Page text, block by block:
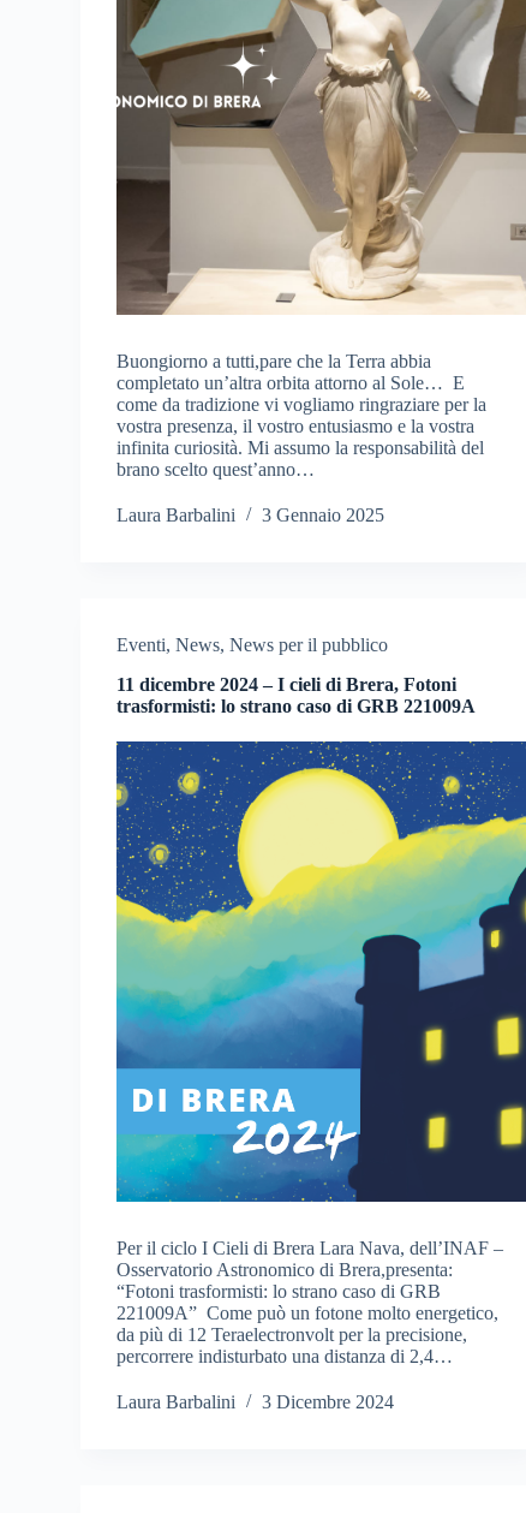
Buongiorno a tutti,pare che la Terra abbia
completato un’altra orbita attorno al Sole… E
come da tradizione vi vogliamo ringraziare per la
vostra presenza, il vostro entusiasmo e la vostra
infinita curiosità. Mi assumo la responsabilità del
brano scelto quest’anno…
Laura Barbalini 3 Gennaio 2025
Eventi,News,News per il pubblico
11 dicembre 2024 – I cieli di Brera, Fotoni
trasformisti: lo strano caso di GRB 221009A
Per il ciclo I Cieli di Brera Lara Nava, dell’INAF –
Osservatorio Astronomico di Brera,presenta:
“Fotoni trasformisti: lo strano caso di GRB
221009A” Come può un fotone molto energetico,
da più di 12 Teraelectronvolt per la precisione,
percorrere indisturbato una distanza di 2,4…
Laura Barbalini 3 Dicembre 2024